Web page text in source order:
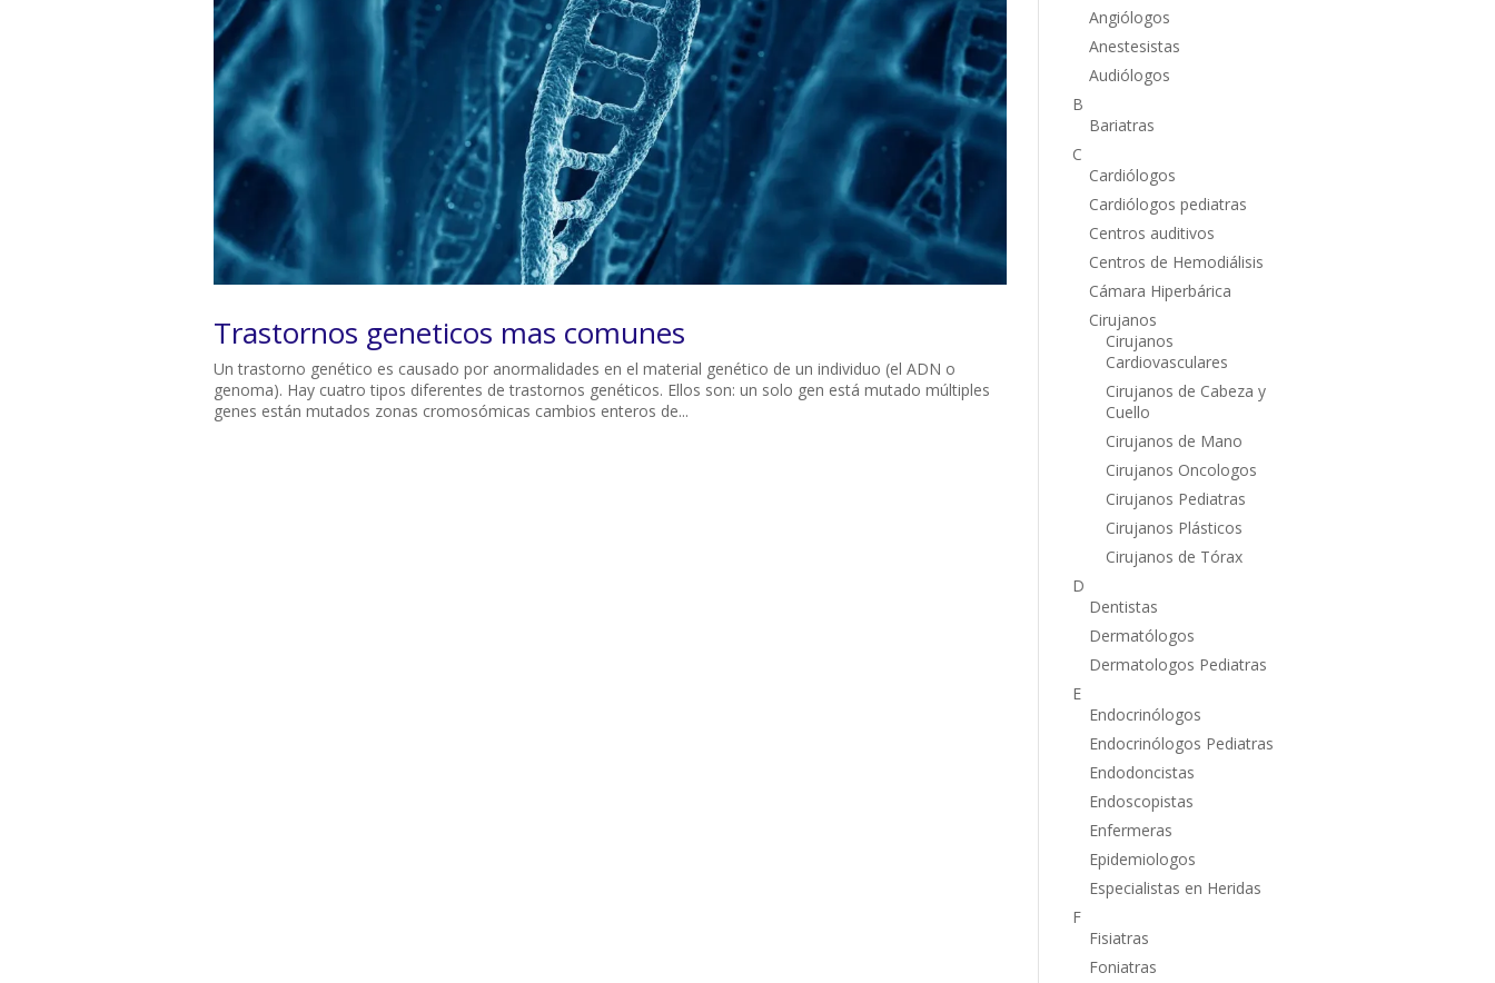
Trastornos geneticos mas comunes
Un trastorno genético es causado por anormalidades en el material genético de un individuo (el ADN o
genoma). Hay cuatro tipos diferentes de trastornos genéticos. Ellos son: un solo gen está mutado múltiples
genes están mutados zonas cromosómicas cambios enteros de...
Angiólogos
Anestesistas
Audiólogos
B
Bariatras
C
Cardiólogos
Cardiólogos pediatras
Centros auditivos
Centros de Hemodiálisis
Cámara Hiperbárica
Cirujanos
Cirujanos
Cardiovasculares
Cirujanos de Cabeza y
Cuello
Cirujanos de Mano
Cirujanos Oncologos
Cirujanos Pediatras
Cirujanos Plásticos
Cirujanos de Tórax
D
Dentistas
Dermatólogos
Dermatologos Pediatras
E
Endocrinólogos
Endocrinólogos Pediatras
Endodoncistas
Endoscopistas
Enfermeras
Epidemiologos
Especialistas en Heridas
F
Fisiatras
Foniatras